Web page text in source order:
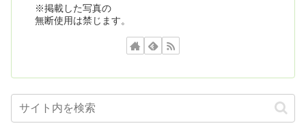
※掲載した写真の
無断使用は禁じます。